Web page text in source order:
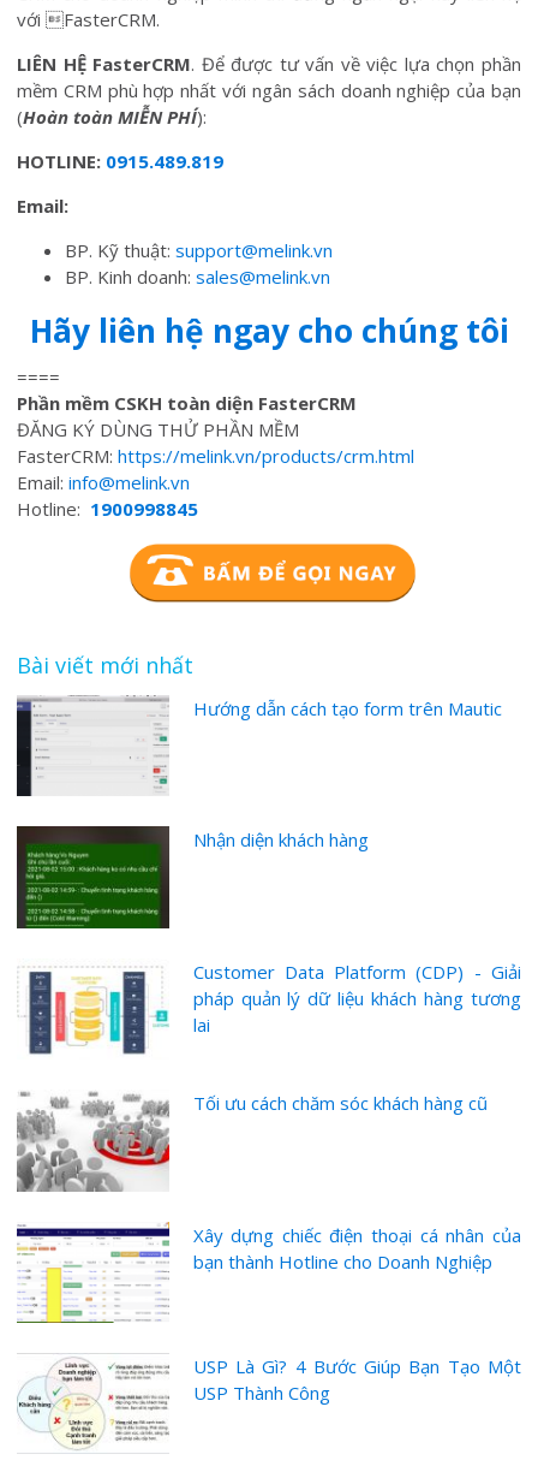
với FasterCRM.
LIÊN HỆ FasterCRM. Để được tư vấn về việc lựa chọn phần
mềm CRM phù hợp nhất với ngân sách doanh nghiệp của bạn
(Hoàn toàn MIỄN PHÍ):
HOTLINE: 0915.489.819
Email:
BP. Kỹ thuật:support@melink.vn
BP. Kinh doanh:sales@melink.vn
Hãy liên hệ ngay cho chúng tôi
====
Phần mềm CSKH toàn diện FasterCRM
ĐĂNG KÝ DÙNG THỬ PHẦN MỀM
FasterCRM:https://melink.vn/products/crm.html
Email:info@melink.vn
Hotline: 1900998845
Bài viết mới nhất
Hướng dẫn cách tạo form trên Mautic
Nhận diện khách hàng
Customer Data Platform (CDP) - Giải
pháp quản lý dữ liệu khách hàng tương
lai
Tối ưu cách chăm sóc khách hàng cũ
Xây dựng chiếc điện thoại cá nhân của
bạn thành Hotline cho Doanh Nghiệp
USP Là Gì? 4 Bước Giúp Bạn Tạo Một
USP Thành Công